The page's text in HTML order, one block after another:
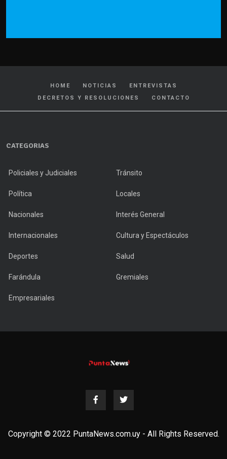
HOME NOTICIAS
ENTREVISTAS
DECRETOS Y RESOLUCIONES
CONTACTO
CATEGORIAS
Policiales y Judiciales Tránsito
Política Locales
Nacionales Interés General
Internacionales Cultura y Espectáculos
Deportes Salud
Farándula Gremiales
Empresariales
Copyright © 2022 PuntaNews.com.uy - All Rights Reserved.